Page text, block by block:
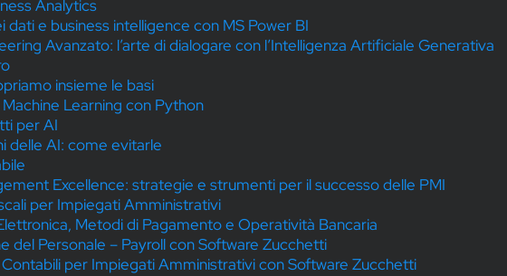
Analytics
dati e business intelligence con MS Power BI
Avanzato: l’arte di dialogare con l’Intelligenza Artificiale Generativa
insieme le basi
Learning con Python
per AI
delle AI: come evitarle
Excellence: strategie e strumenti per il successo delle PMI
per Impiegati Amministrativi
Metodi di Pagamento e Operatività Bancaria
del Personale – Payroll con Software Zucchetti
per Impiegati Amministrativi con Software Zucchetti